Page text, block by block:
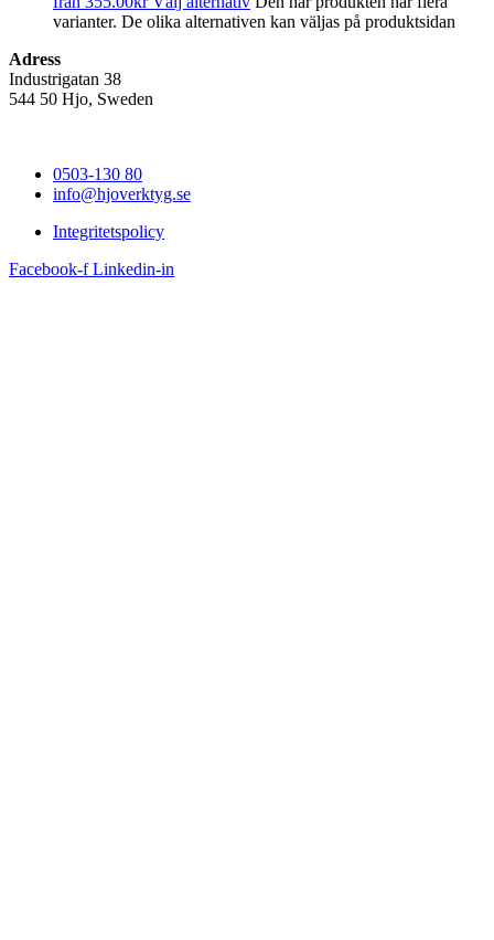
varianter. De olika alternativen kan väljas på produktsidan
Adress
Industrigatan 38
544 50 Hjo, Sweden
0503-130 80
info@hjoverktyg.se
Integritetspolicy
Facebook-f Linkedin-in